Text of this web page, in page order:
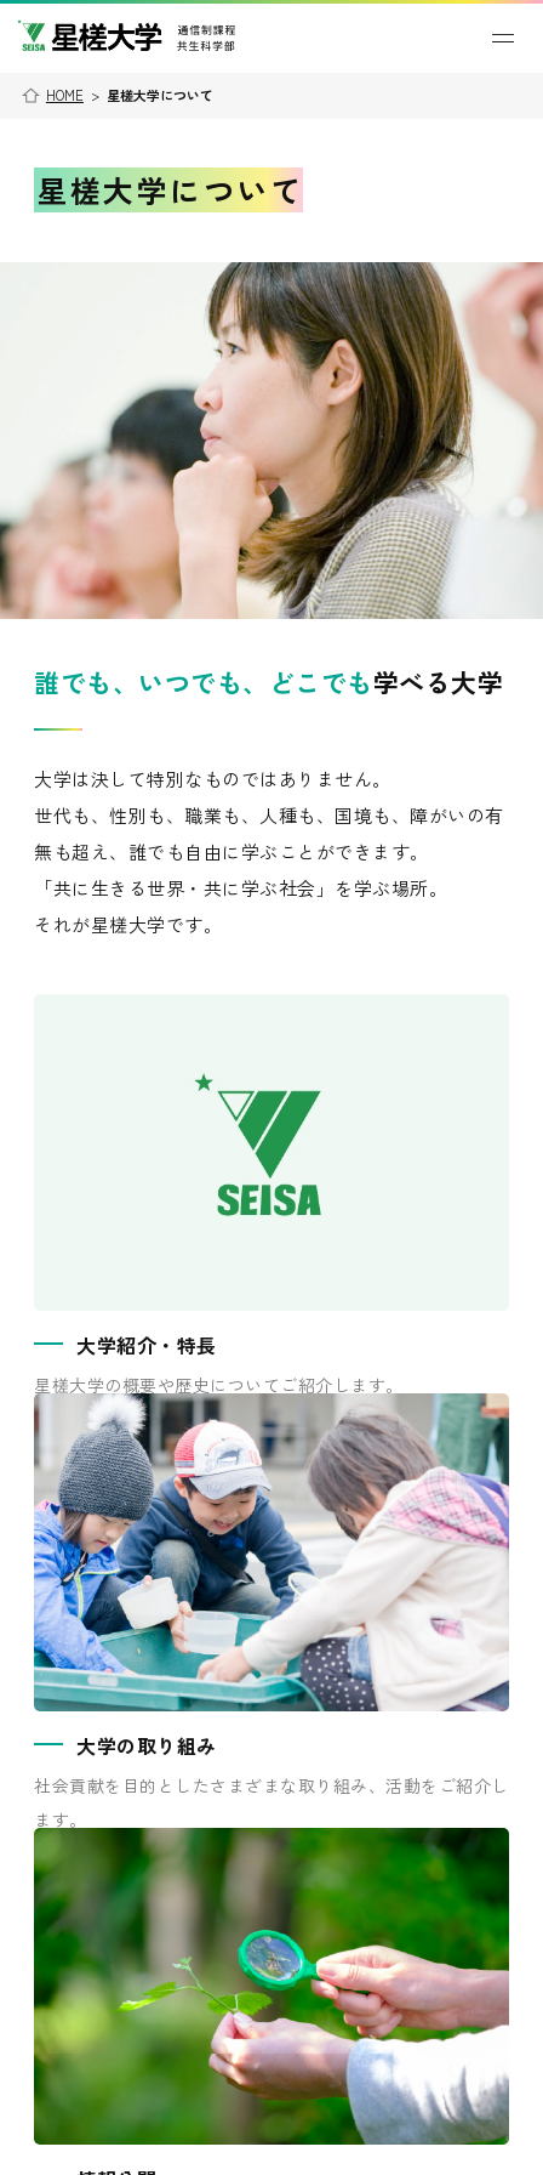
HOME > 星槎大学について
星槎大学について
誰でも、いつでも、どこでも学べる大学
大学は決して特別なものではありません。
世代も、性別も、職業も、人種も、国境も、障がいの有
無も超え、誰でも自由に学ぶことができます。
「共に生きる世界・共に学ぶ社会」を学ぶ場所。
それが星槎大学です。
大学紹介・特長
星槎大学の概要や歴史についてご紹介します。
大学の取り組み
社会貢献を目的としたさまざまな取り組み、活動をご紹介し
ます。